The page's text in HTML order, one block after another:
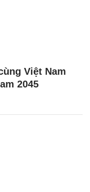
Việt Nam
2045